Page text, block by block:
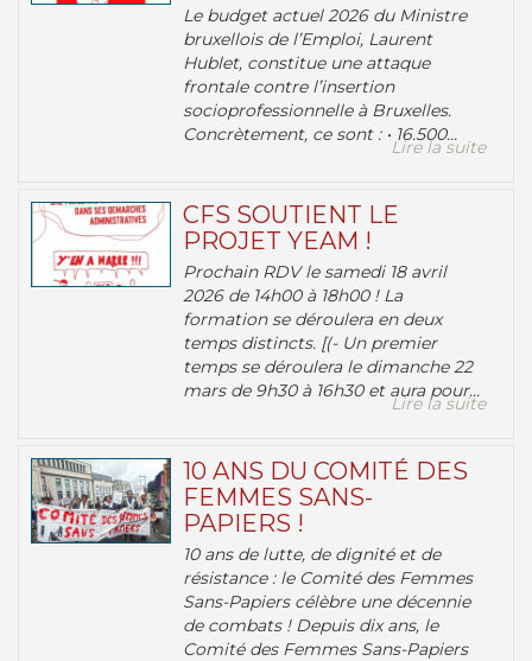
Le budget actuel 2026 du Ministre
bruxellois de l’Emploi, Laurent
Hublet, constitue une attaque
frontale contre l’insertion
socioprofessionnelle à Bruxelles.
Concrètement, ce sont : • 16.500...
Lire la suite
CFS SOUTIENT LE
PROJET YEAM !
Prochain RDV le samedi 18 avril
2026 de 14h00 à 18h00 ! La
formation se déroulera en deux
temps distincts. [(- Un premier
temps se déroulera le dimanche 22
mars de 9h30 à 16h30 et aura pour...
Lire la suite
10 ANS DU COMITÉ DES
FEMMES SANS-
PAPIERS !
10 ans de lutte, de dignité et de
résistance : le Comité des Femmes
Sans-Papiers célèbre une décennie
de combats ! Depuis dix ans, le
Comité des Femmes Sans-Papiers